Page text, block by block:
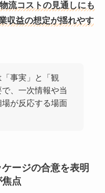
流コストの見通しにも
収益の想定が揺れやす
事実」と「観
、一次情報や当
が反応する場面
ージの合意を表明
点